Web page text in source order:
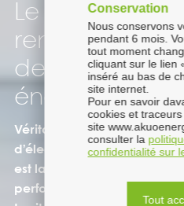
Le stockage
renouvelables
de
énergies vertes
Véritable pierre angulaire
d’électricité verte, le
est la solution qui garantit
performant et sans
Conservation
Nous conservons
pendant 6 mois.
tout moment
cliquant sur le lien
inséré au bas de
site internet.
Pour en savoir
cookies et
site
consulter la
confidentialité sur
Tout